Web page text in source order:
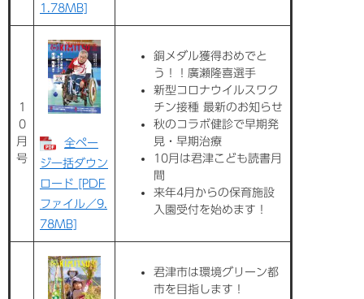
1.78MB]
1
0
月
号
全ペー
ジ一括ダウン
ロード [PDF
ファイル／9.
78MB]
銅メダル獲得おめでと
う！！廣瀬隆喜選手
新型コロナウイルスワク
チン接種 最新のお知らせ
秋のコラボ健診で早期発
見・早期治療
10月は君津こども読書月
間
来年4月からの保育施設
入園受付を始めます！
君津市は環境グリーン都
市を目指します！